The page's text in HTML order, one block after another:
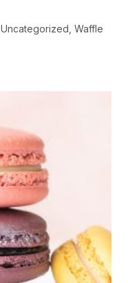
Uncategorized Waffle